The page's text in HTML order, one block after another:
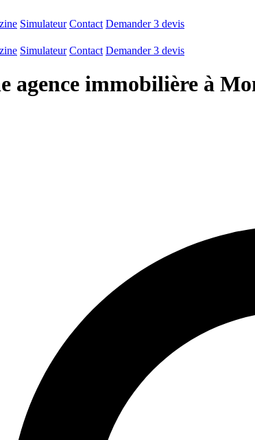
Simulateur Contact Demander 3 devis
Simulateur Contact Demander 3 devis
agence immobilière à